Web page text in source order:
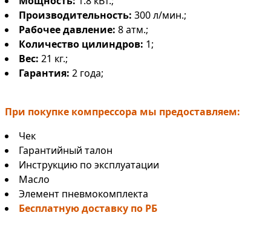
Производительность: 300 л/мин.;
Рабочее давление: 8 атм.;
Количество цилиндров: 1;
Вес: 21 кг.;
Гарантия: 2 года;
При покупке компрессора мы предоставляем:
Чек
Гарантийный талон
Инструкцию по эксплуатации
Масло
Элемент пневмокомплекта
Бесплатную доставку по РБ